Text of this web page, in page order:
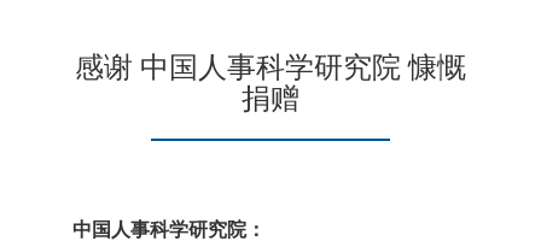
感谢 中国人事科学研究院 慷慨
捐赠
中国人事科学研究院：